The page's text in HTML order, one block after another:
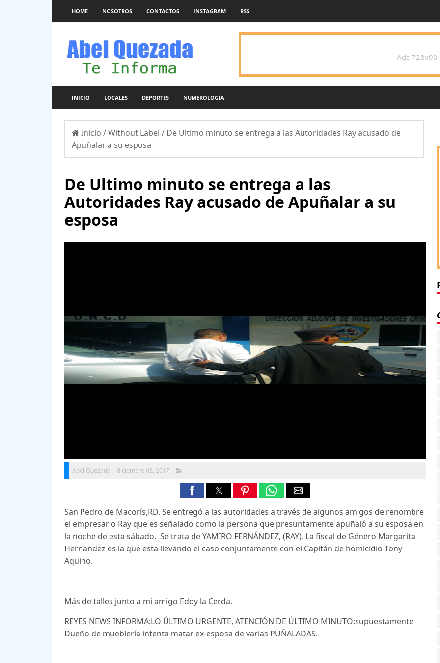
HOME NOSOTROS CONTACTOS INSTAGRAM RSS
Ads 728x90
INICIO LOCALES DEPORTES NUMEROLOGÍA
Inicio /Without Label / De Ultimo minuto se entrega a las Autoridades Ray acusado de
Apuñalar a su esposa
De Ultimo minuto se entrega a las
Autoridades Ray acusado de Apuñalar a su
esposa
Abel Quezada diciembre 03, 2017
San Pedro de Macorís,RD. Se entregó a las autoridades a través de algunos amigos de renombre
el empresario Ray que es señalado como la persona que presuntamente apuñaló a su esposa en
la noche de esta sábado. Se trata de YAMIRO FERNÁNDEZ, (RAY). La fiscal de Género Margarita
Hernandez es la que esta llevando el caso conjuntamente con el Capitán de homicidio Tony
Aquino.
Más de talles junto a mi amigo Eddy la Cerda.
REYES NEWS INFORMA:LO ÚLTIMO URGENTE, ATENCIÓN DE ÚLTIMO MINUTO:supuestamente
Dueño de mueblería intenta matar ex-esposa de varias PUÑALADAS.